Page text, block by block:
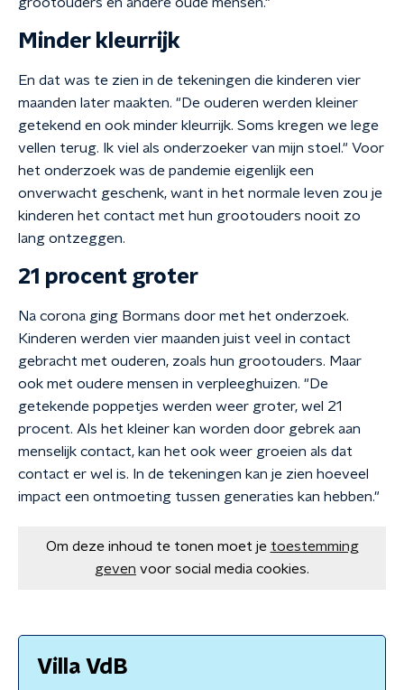
Minder kleurrijk
En dat was te zien in de tekeningen die kinderen vier
maanden later maakten. "De ouderen werden kleiner
getekend en ook minder kleurrijk. Soms kregen we lege
vellen terug. Ik viel als onderzoeker van mijn stoel." Voor
het onderzoek was de pandemie eigenlijk een
onverwacht geschenk, want in het normale leven zou je
kinderen het contact met hun grootouders nooit zo
lang ontzeggen.
21 procent groter
Na corona ging Bormans door met het onderzoek.
Kinderen werden vier maanden juist veel in contact
gebracht met ouderen, zoals hun grootouders. Maar
ook met oudere mensen in verpleeghuizen. "De
getekende poppetjes werden weer groter, wel 21
procent. Als het kleiner kan worden door gebrek aan
menselijk contact, kan het ook weer groeien als dat
contact er wel is. In de tekeningen kan je zien hoeveel
impact een ontmoeting tussen generaties kan hebben."
Om deze inhoud te tonen moet je toestemming
geven voor social media cookies.
Villa VdB